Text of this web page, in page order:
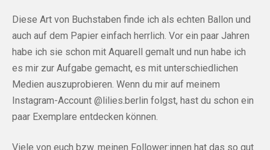
Diese Art von Buchstaben finde ich als echten Ballon und
auch auf dem Papier einfach herrlich. Vor ein paar Jahren
habe ich sie schon mit Aquarell gemalt und nun habe ich
es mir zur Aufgabe gemacht, es mit unterschiedlichen
Medien auszuprobieren. Wenn du mir auf meinem
Instagram-Account @lilies.berlin folgst, hast du schon ein
paar Exemplare entdecken können.
Viele von euch bzw. meinen Follower:innen hat das so gut